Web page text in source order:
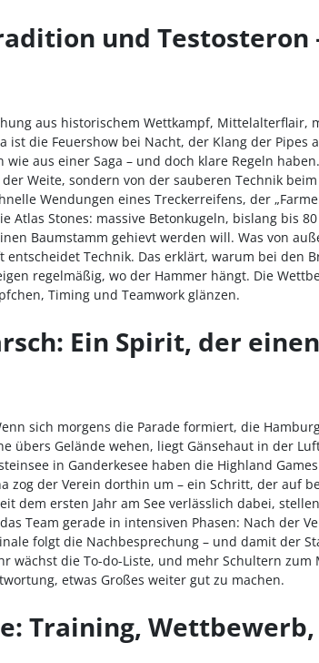
und Testosteron
aus historischem Wettkampf, Mittelalterflair,
ist die Feuershow bei Nacht, der Klang der Pipes
aus einer Saga – und doch klare Regeln
Weite, sondern von der sauberen Technik
Wendungen eines Treckerreifens, der
Atlas Stones: massive Betonkugeln, bislang bis
Baumstamm gehievt werden will. Was von
Technik. Das erklärt, warum bei den
regelmäßig, wo der Hammer hängt. Die
Timing und Teamwork glänzen.
Ein Spirit, der
sich morgens die Parade formiert, die
übers Gelände wehen, liegt Gänsehaut in der
in Ganderkesee haben die Highland
zog der Verein dorthin um – ein Schritt, der auf
dem ersten Jahr am See verlässlich dabei,
Team gerade in intensiven Phasen: Nach der
folgt die Nachbesprechung – und damit der
wächst die To-do-Liste, und mehr Schultern zum
etwas Großes weiter gut zu machen.
Training,